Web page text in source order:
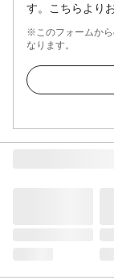
す。こちらより
※このフォームから
なります。